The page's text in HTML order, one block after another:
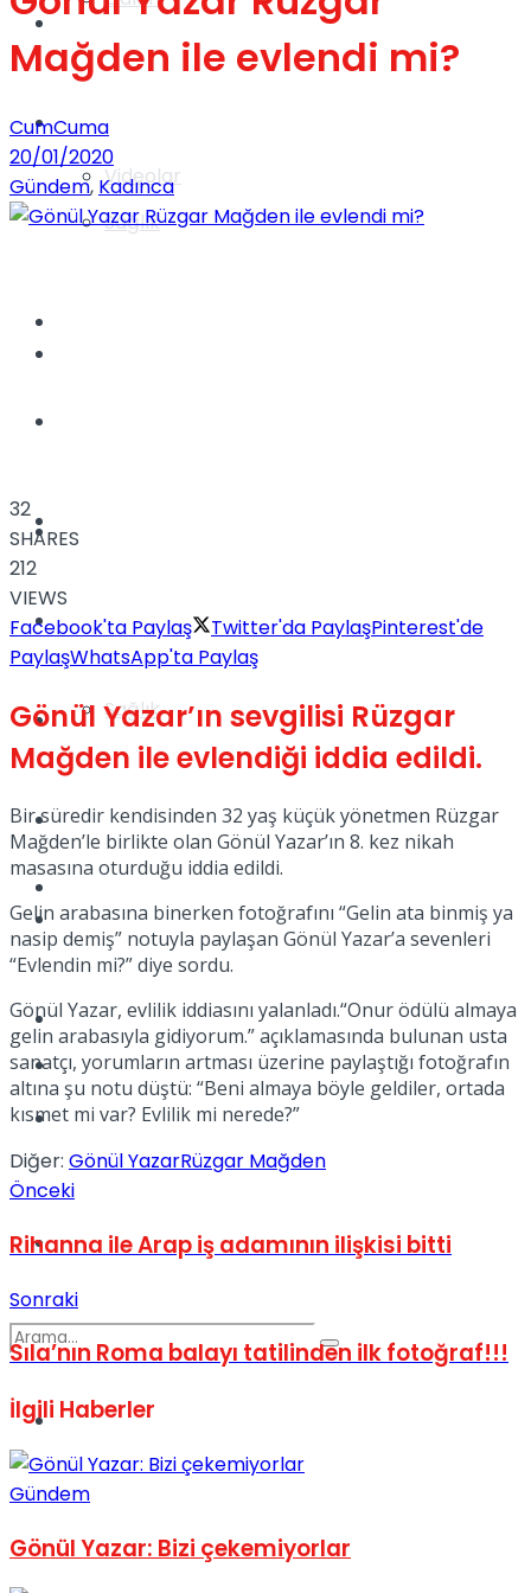
Videolar
Yaşam
Sağlık
Kadınca
Dünya
Türkiye
Gündem
Yaşam
Sağlık
Türkiye
Müzik
Sinema
Tatil
Spor
Podcast
View All Result
Mağden ile evlendi mi?
CumCuma
20/01/2020
Gündem, Kadınca
32
SHARES
212
VIEWS
Facebook'ta Paylaş
Twitter'da PaylaşPinterest'de
PaylaşWhatsApp'ta Paylaş
Gönül Yazar’ın sevgilisi Rüzgar
Mağden ile evlendiği iddia edildi.
Bir süredir kendisinden 32 yaş küçük yönetmen Rüzgar
Mağden’le birlikte olan Gönül Yazar’ın 8. kez nikah
masasına oturduğu iddia edildi.
Gelin arabasına binerken fotoğrafını “Gelin ata binmiş ya
nasip demiş” notuyla paylaşan Gönül Yazar’a sevenleri
“Evlendin mi?” diye sordu.
Gönül Yazar, evlilik iddiasını yalanladı.“Onur ödülü almaya
gelin arabasıyla gidiyorum.” açıklamasında bulunan usta
sanatçı, yorumların artması üzerine paylaştığı fotoğrafın
altına şu notu düştü: “Beni almaya böyle geldiler, ortada
kısmet mi var? Evlilik mi nerede?”
Diğer: Gönül YazarRüzgar Mağden
Önceki
Rihanna ile Arap iş adamının ilişkisi bitti
Sonraki
Sıla’nın Roma balayı tatilinden ilk fotoğraf!!!
İlgili Haberler
Gündem
Gönül Yazar: Bizi çekemiyorlar